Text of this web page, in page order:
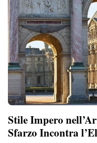
Stile Impero
Sfarzo Incontra